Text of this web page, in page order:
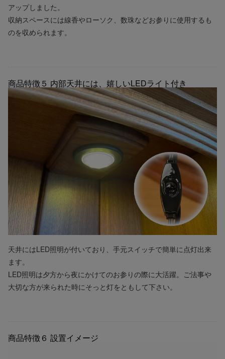
アップしました。
収納スペースには線香やローソク、数珠などお参りに使用するも
のを収められます。
商品特徴５ 内部天井には、嬉しいLEDライト付き
天井にはLED照明が付いており、手元スイッチで簡単に点灯出来
ます。
LED照明は夕方から夜にかけてのお参りの際に大活躍。ご法事や
大切な方が来られた時にそっと灯をともして下さい。
商品特徴６ 設置イメージ